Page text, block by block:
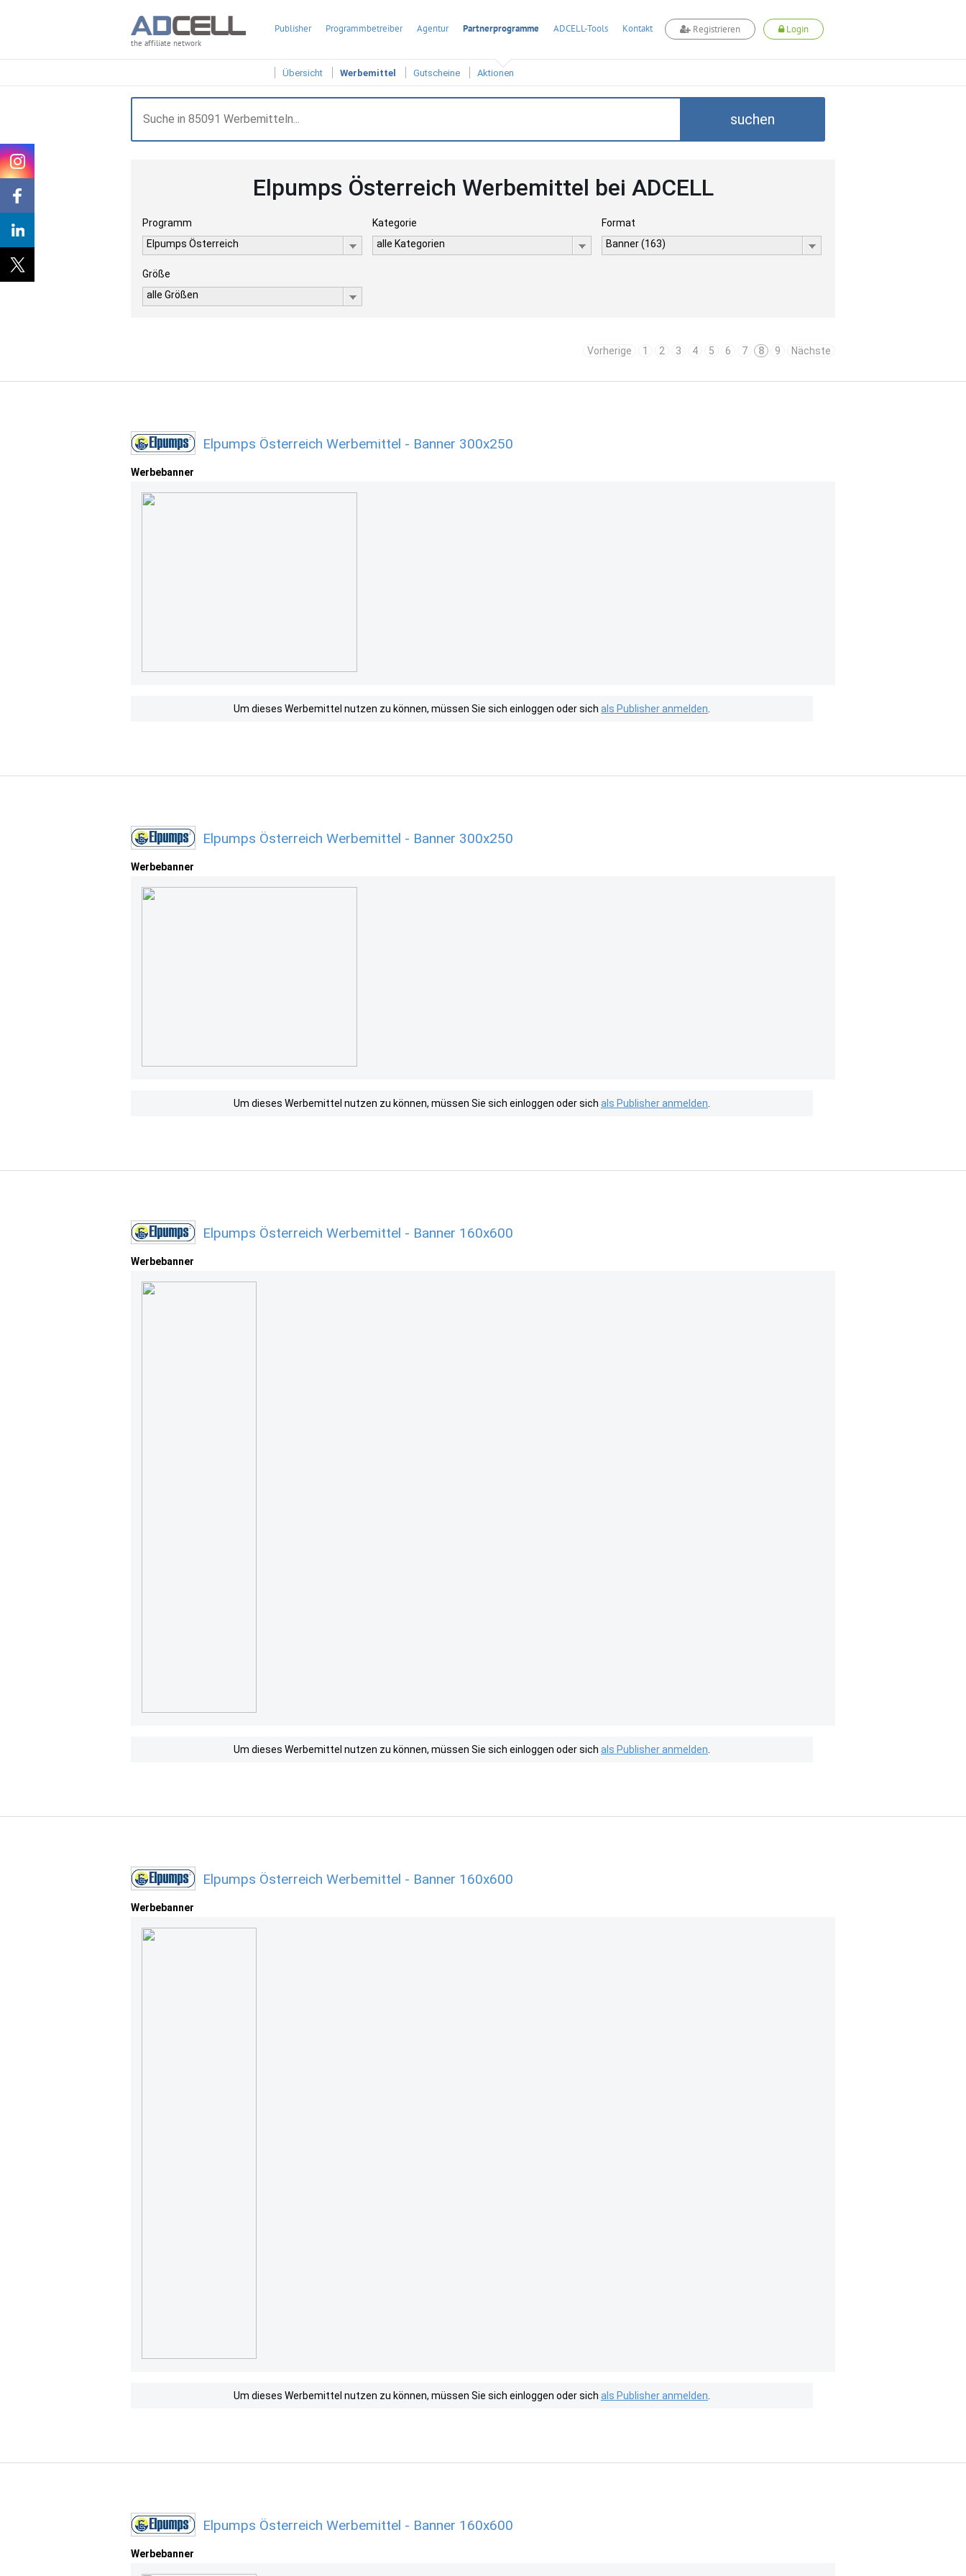
the affiliate network
Publisher Programmbetreiber Agentur Partnerprogramme ADCELL-Tools Kontakt Registrieren Login
Übersicht Werbemittel Gutscheine Aktionen
suchen
Elpumps Österreich Werbemittel bei ADCELL
Programm
Elpumps Österreich
Kategorie
alle Kategorien
Format
Banner (163)
Größe
alle Größen
Vorherige 1 2 3 4 5 6 7 8 9 Nächste
Elpumps Österreich Werbemittel - Banner 300x250
Werbebanner
Um dieses Werbemittel nutzen zu können, müssen Sie sich einloggen oder sich als Publisher anmelden
Elpumps Österreich Werbemittel - Banner 300x250
Werbebanner
Um dieses Werbemittel nutzen zu können, müssen Sie sich einloggen oder sich als Publisher anmelden
Elpumps Österreich Werbemittel - Banner 160x600
Werbebanner
Um dieses Werbemittel nutzen zu können, müssen Sie sich einloggen oder sich als Publisher anmelden
Elpumps Österreich Werbemittel - Banner 160x600
Werbebanner
Um dieses Werbemittel nutzen zu können, müssen Sie sich einloggen oder sich als Publisher anmelden
Elpumps Österreich Werbemittel - Banner 160x600
Werbebanner